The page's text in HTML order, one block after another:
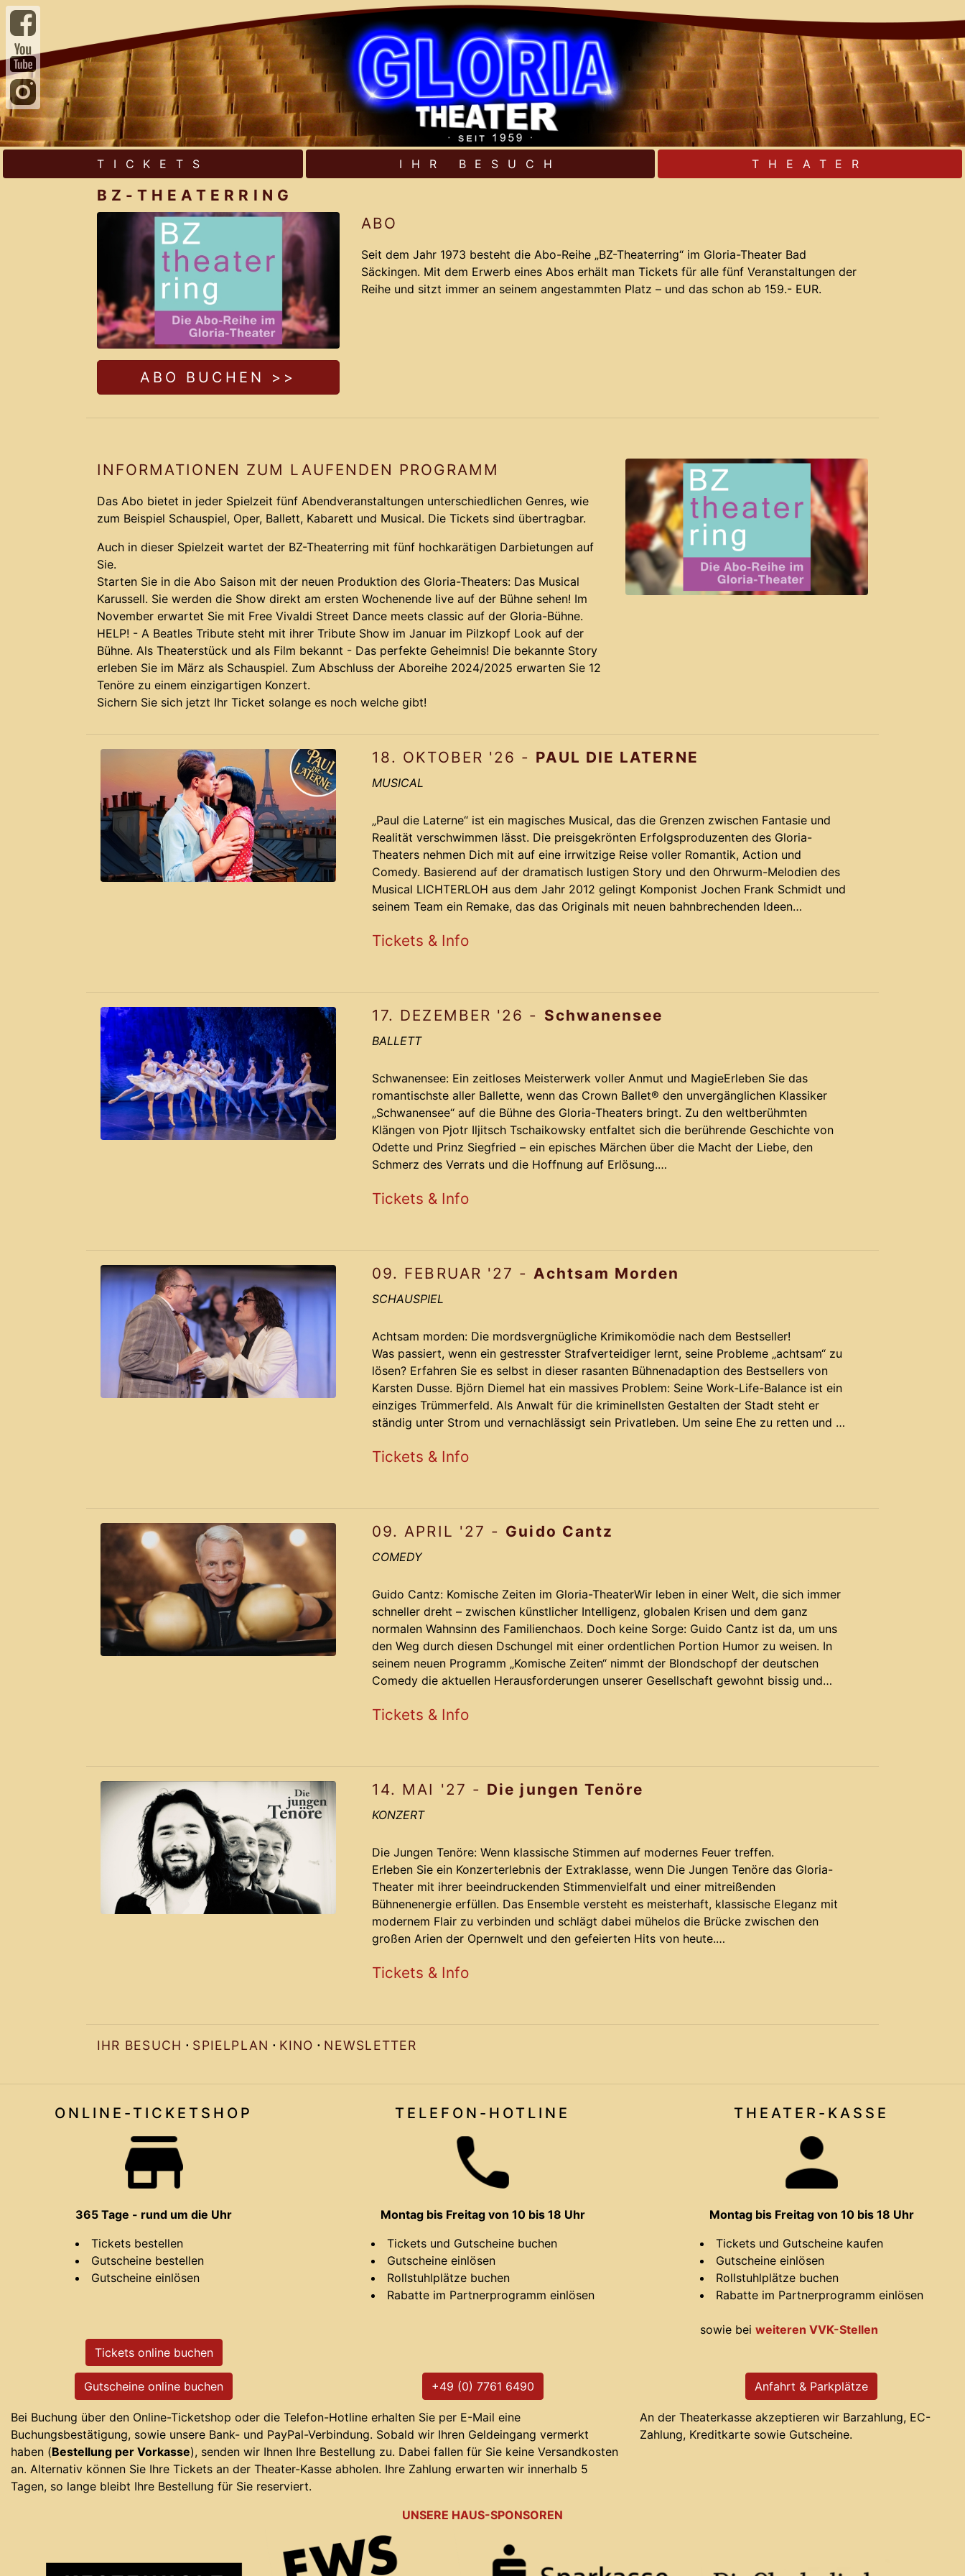
TICKETS IHR BESUCH THEATER
BZ-THEATERRING
ABO BUCHEN >>
ABO
Seit dem Jahr 1973 besteht die Abo-Reihe „BZ-Theaterring“ im Gloria-Theater Bad
Säckingen. Mit dem Erwerb eines Abos erhält man Tickets für alle fünf Veranstaltungen der
Reihe und sitzt immer an seinem angestammten Platz – und das schon ab 159.- EUR.
INFORMATIONEN ZUM LAUFENDEN PROGRAMM
Das Abo bietet in jeder Spielzeit fünf Abendveranstaltungen unterschiedlichen Genres, wie
zum Beispiel Schauspiel, Oper, Ballett, Kabarett und Musical. Die Tickets sind übertragbar.
Auch in dieser Spielzeit wartet der BZ-Theaterring mit fünf hochkarätigen Darbietungen auf
Sie.
Starten Sie in die Abo Saison mit der neuen Produktion des Gloria-Theaters: Das Musical
Karussell. Sie werden die Show direkt am ersten Wochenende live auf der Bühne sehen! Im
November erwartet Sie mit Free Vivaldi Street Dance meets classic auf der Gloria-Bühne.
HELP! - A Beatles Tribute steht mit ihrer Tribute Show im Januar im Pilzkopf Look auf der
Bühne. Als Theaterstück und als Film bekannt - Das perfekte Geheimnis! Die bekannte Story
erleben Sie im März als Schauspiel. Zum Abschluss der Aboreihe 2024/2025 erwarten Sie 12
Tenöre zu einem einzigartigen Konzert.
Sichern Sie sich jetzt Ihr Ticket solange es noch welche gibt!
18. OKTOBER '26 - PAUL DIE LATERNE
MUSICAL
„Paul die Laterne“ ist ein magisches Musical, das die Grenzen zwischen Fantasie und
Realität verschwimmen lässt. Die preisgekrönten Erfolgsproduzenten des Gloria-
Theaters nehmen Dich mit auf eine irrwitzige Reise voller Romantik, Action und
Comedy. Basierend auf der dramatisch lustigen Story und den Ohrwurm-Melodien des
Musical LICHTERLOH aus dem Jahr 2012 gelingt Komponist Jochen Frank Schmidt und
seinem Team ein Remake, das das Originals mit neuen bahnbrechenden Ideen
Tickets & Info
17. DEZEMBER '26 - Schwanensee
BALLETT
Schwanensee: Ein zeitloses Meisterwerk voller Anmut und MagieErleben Sie das
romantischste aller Ballette, wenn das Crown Ballet® den unvergänglichen Klassiker
„Schwanensee“ auf die Bühne des Gloria-Theaters bringt. Zu den weltberühmten
Klängen von Pjotr Iljitsch Tschaikowsky entfaltet sich die berührende Geschichte von
Odette und Prinz Siegfried – ein episches Märchen über die Macht der Liebe, den
Schmerz des Verrats und die Hoffnung auf Erlösung.
Tickets & Info
09. FEBRUAR '27 -Achtsam Morden
SCHAUSPIEL
Achtsam morden: Die mordsvergnügliche Krimikomödie nach dem Bestseller!
Was passiert, wenn ein gestresster Strafverteidiger lernt, seine Probleme „achtsam“ zu
lösen? Erfahren Sie es selbst in dieser rasanten Bühnenadaption des Bestsellers von
Karsten Dusse. Björn Diemel hat ein massives Problem: Seine Work-Life-Balance ist ein
einziges Trümmerfeld. Als Anwalt für die kriminellsten Gestalten der Stadt steht er
ständig unter Strom und vernachlässigt sein Privatleben. Um seine Ehe zu retten und
Tickets & Info
09. APRIL '27 - Guido Cantz
COMEDY
Guido Cantz: Komische Zeiten im Gloria-TheaterWir leben in einer Welt, die sich immer
schneller dreht – zwischen künstlicher Intelligenz, globalen Krisen und dem ganz
normalen Wahnsinn des Familienchaos. Doch keine Sorge: Guido Cantz ist da, um uns
den Weg durch diesen Dschungel mit einer ordentlichen Portion Humor zu weisen. In
seinem neuen Programm „Komische Zeiten“ nimmt der Blondschopf der deutschen
Comedy die aktuellen Herausforderungen unserer Gesellschaft gewohnt bissig und
Tickets & Info
14. MAI '27 - Die jungen Tenöre
KONZERT
Die Jungen Tenöre: Wenn klassische Stimmen auf modernes Feuer treffen.
Erleben Sie ein Konzerterlebnis der Extraklasse, wenn Die Jungen Tenöre das Gloria-
Theater mit ihrer beeindruckenden Stimmenvielfalt und einer mitreißenden
Bühnenenergie erfüllen. Das Ensemble versteht es meisterhaft, klassische Eleganz mit
modernem Flair zu verbinden und schlägt dabei mühelos die Brücke zwischen den
großen Arien der Opernwelt und den gefeierten Hits von heute.
Tickets & Info
IHR BESUCH ⋅ SPIELPLAN ⋅ KINO ⋅ NEWSLETTER
ONLINE-TICKET SHOP
365 Tage - rund um die Uhr
Tickets bestellen
Gutscheine bestellen
Gutscheine einlösen
Tickets online buchen
Gutscheine online buchen
TELEFON-HOTLINE
Montag bis Freitag von 10 bis 18 Uhr
Tickets und Gutscheine buchen
Gutscheine einlösen
Rollstuhlplätze buchen
Rabatte im Partnerprogramm einlösen
+49 (0) 7761 6490
THEATER- KASSE
Montag bis Freitag von 10 bis 18 Uhr
Tickets und Gutscheine kaufen
Gutscheine einlösen
Rollstuhlplätze buchen
Rabatte im Partnerprogramm einlösen
sowie bei weiteren VVK-Stellen
Anfahrt & Parkplätze
Bei Buchung über den Online-Ticketshop oder die Telefon-Hotline erhalten Sie per E-Mail eine
Buchungsbestätigung, sowie unsere Bank- und PayPal-Verbindung. Sobald wir Ihren Geldeingang vermerkt
haben (Bestellung per Vorkasse), senden wir Ihnen Ihre Bestellung zu. Dabei fallen für Sie keine Versandkosten
an. Alternativ können Sie Ihre Tickets an der Theater-Kasse abholen. Ihre Zahlung erwarten wir innerhalb 5
Tagen, so lange bleibt Ihre Bestellung für Sie reserviert.
An der Theaterkasse akzeptieren wir Barzahlung, EC-
Zahlung, Kreditkarte sowie Gutscheine.
UNSERE HAUS-SPONSOREN